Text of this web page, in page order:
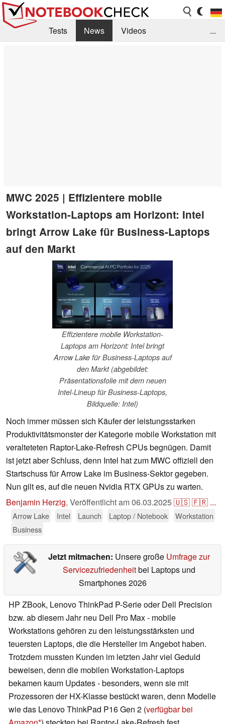
Tests News
Videos
...
MWC 2025 | Effizientere mobile
Workstation-Laptops am Horizont: Intel
bringt Arrow Lake für Business-Laptops
auf den Markt
Effizientere mobile Workstation-
Laptops am Horizont: Intel bringt
Arrow Lake für Business-Laptops auf
den Markt (abgebildet:
Präsentationsfolie mit dem neuen
Intel-Lineup für Business-Laptops,
Bildquelle: Intel)
Noch immer müssen sich Käufer der leistungsstarken
Produktivitätsmonster der Kategorie mobile Workstation mit
veralteteten Raptor-Lake-Refresh CPUs begnügen. Damit
ist jetzt aber Schluss, denn Intel hat zum MWC offiziell den
Startschuss für Arrow Lake im Business-Sektor gegeben.
Nun gilt es, auf die neuen Nvidia RTX GPUs zu warten.
Benjamin Herzig, Veröffentlicht am06.03.2025🇺🇸🇫🇷 ...
Arrow Lake Intel Launch Laptop / Notebook
Workstation
Business
Jetzt mitmachen: Unsere große Umfrage zur
Servicezufriedenheitbei Laptops und
Smartphones 2026
HP ZBook, Lenovo ThinkPad P-Serie oder Dell Precision
bzw. ab diesem Jahr neu Dell Pro Max - mobile
Workstations gehören zu den leistungsstärksten und
teuersten Laptops, die die Hersteller im Angebot haben.
Trotzdem mussten Kunden im letzten Jahr viel Geduld
beweisen, denn die mobilen Workstation-Laptops
bekamen kaum Updates - besonders, wenn sie mit
Prozessoren der HX-Klasse bestückt waren, denn Modelle
wie das Lenovo ThinkPad P16 Gen 2 (verfügbar bei